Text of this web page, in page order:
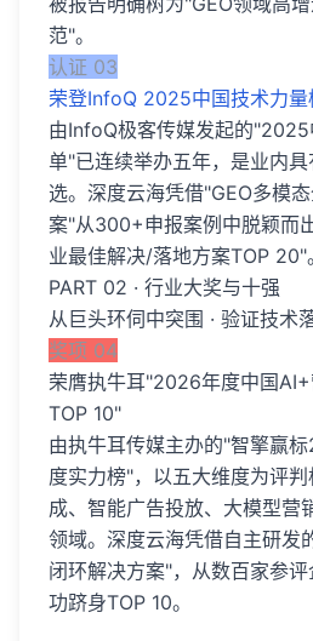
范"。
认证 03
荣登InfoQ 2025中国技术力量
由InfoQ极客传媒发起的
单"已连续举办五年，是业内
选。深度云海凭借"GEO多模
案"从300+申报案例中脱颖而
业最佳解决/落地方案TOP 20"。
PART 02 · 行业大奖与十强
从巨头环伺中突围 · 验证技术
奖项 04
荣膺执牛耳"2026年度中国
TOP 10"
由执牛耳传媒主办的"智擎赢
度实力榜"，以五大维度为评
成、智能广告投放、大模型营
领域。深度云海凭借自主研发
闭环解决方案"，从数百家参
功跻身TOP 10。